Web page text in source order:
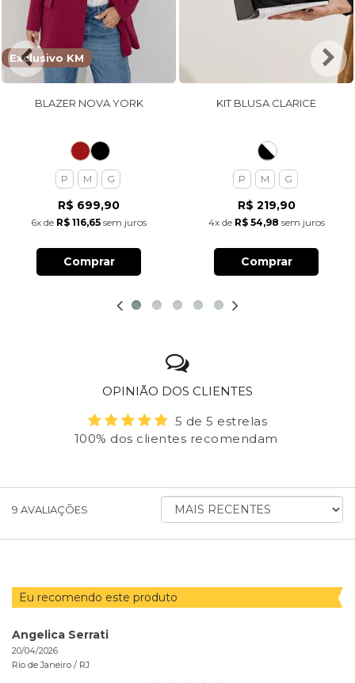
Exclusivo KM
BLAZER NOVA YORK
P M G
R$ 699,90
6x de R$ 116,65 sem juros
Comprar
KIT BLUSA CLARICE
P M G
R$ 219,90
4xde R$ 54,98 sem juros
Comprar
OPINIÃO DOS CLIENTES
5 de 5 estrelas
100% dos clientes recomendam
9 AVALIAÇÕES
ORDENAR
AVALIAÇÕES
Eu recomendo este produto
Angelica Serrati
20/04/2026
Rio de Janeiro / RJ